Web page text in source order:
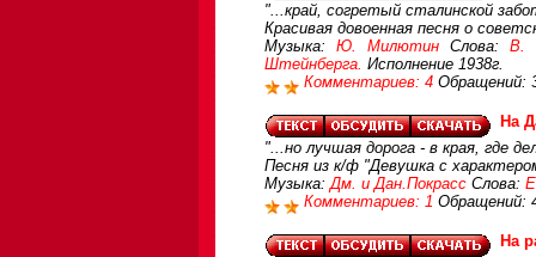
"...край, согретый сталинской
Красивая довоенная песня о
Музыка:Ю. Милютин Слова:В.
Штейнберга. Исполнение 1938г.
Комментариев: 4 Обращений:
На
"...но лучшая дорога - в края, где
Песня из к/ф "Девушка с
Музыка:Дм. и Дан.Покрасс Слова:
Комментариев: 1 Обращений:
На